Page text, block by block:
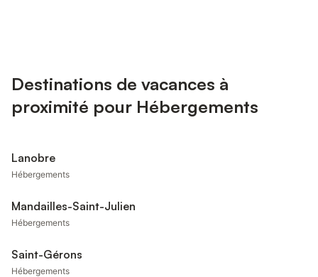
Destinations de vacances à
proximité pour Hébergements
Lanobre
Hébergements
Mandailles-Saint-Julien
Hébergements
Saint-Gérons
Hébergements